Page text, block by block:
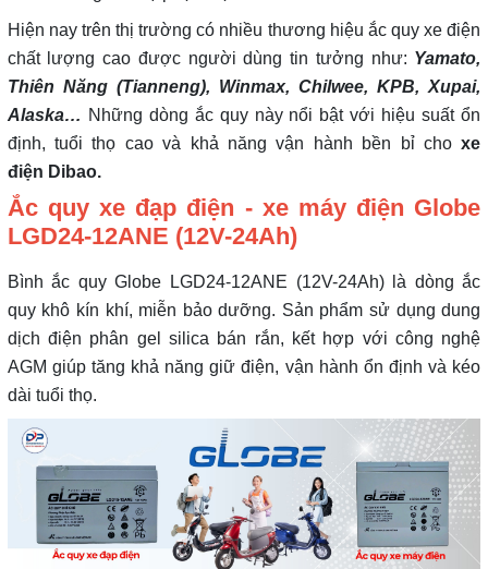
Hiện nay trên thị trường có nhiều thương hiệu ắc quy xe điện
chất lượng cao được người dùng tin tưởng như: Yamato,
Thiên Năng (Tianneng), Winmax, Chilwee, KPB, Xupai,
Alaska… Những dòng ắc quy này nổi bật với hiệu suất ổn
định, tuổi thọ cao và khả năng vận hành bền bỉ choxe
điện Dibao.
Ắc quy xe đạp điện - xe máy điện Globe
LGD24-12ANE (12V-24Ah)
Bình ắc quy Globe LGD24-12ANE (12V-24Ah) là dòng ắc
quy khô kín khí, miễn bảo dưỡng. Sản phẩm sử dụng dung
dịch điện phân gel silica bán rắn, kết hợp với công nghệ
AGM giúp tăng khả năng giữ điện, vận hành ổn định và kéo
dài tuổi thọ.